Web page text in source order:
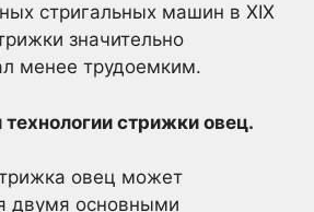
стригальных машин в XIX
значительно
менее трудоемким.
стрижки овец.
овец может
двумя основными